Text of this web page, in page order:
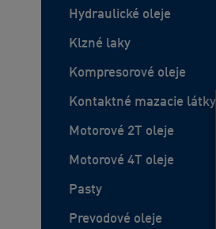
Hydraulické oleje
Klzné laky
Kompresorové oleje
Kontaktné mazacie látky
Motorové 2T oleje
Motorové 4T oleje
Pasty
Prevodové oleje